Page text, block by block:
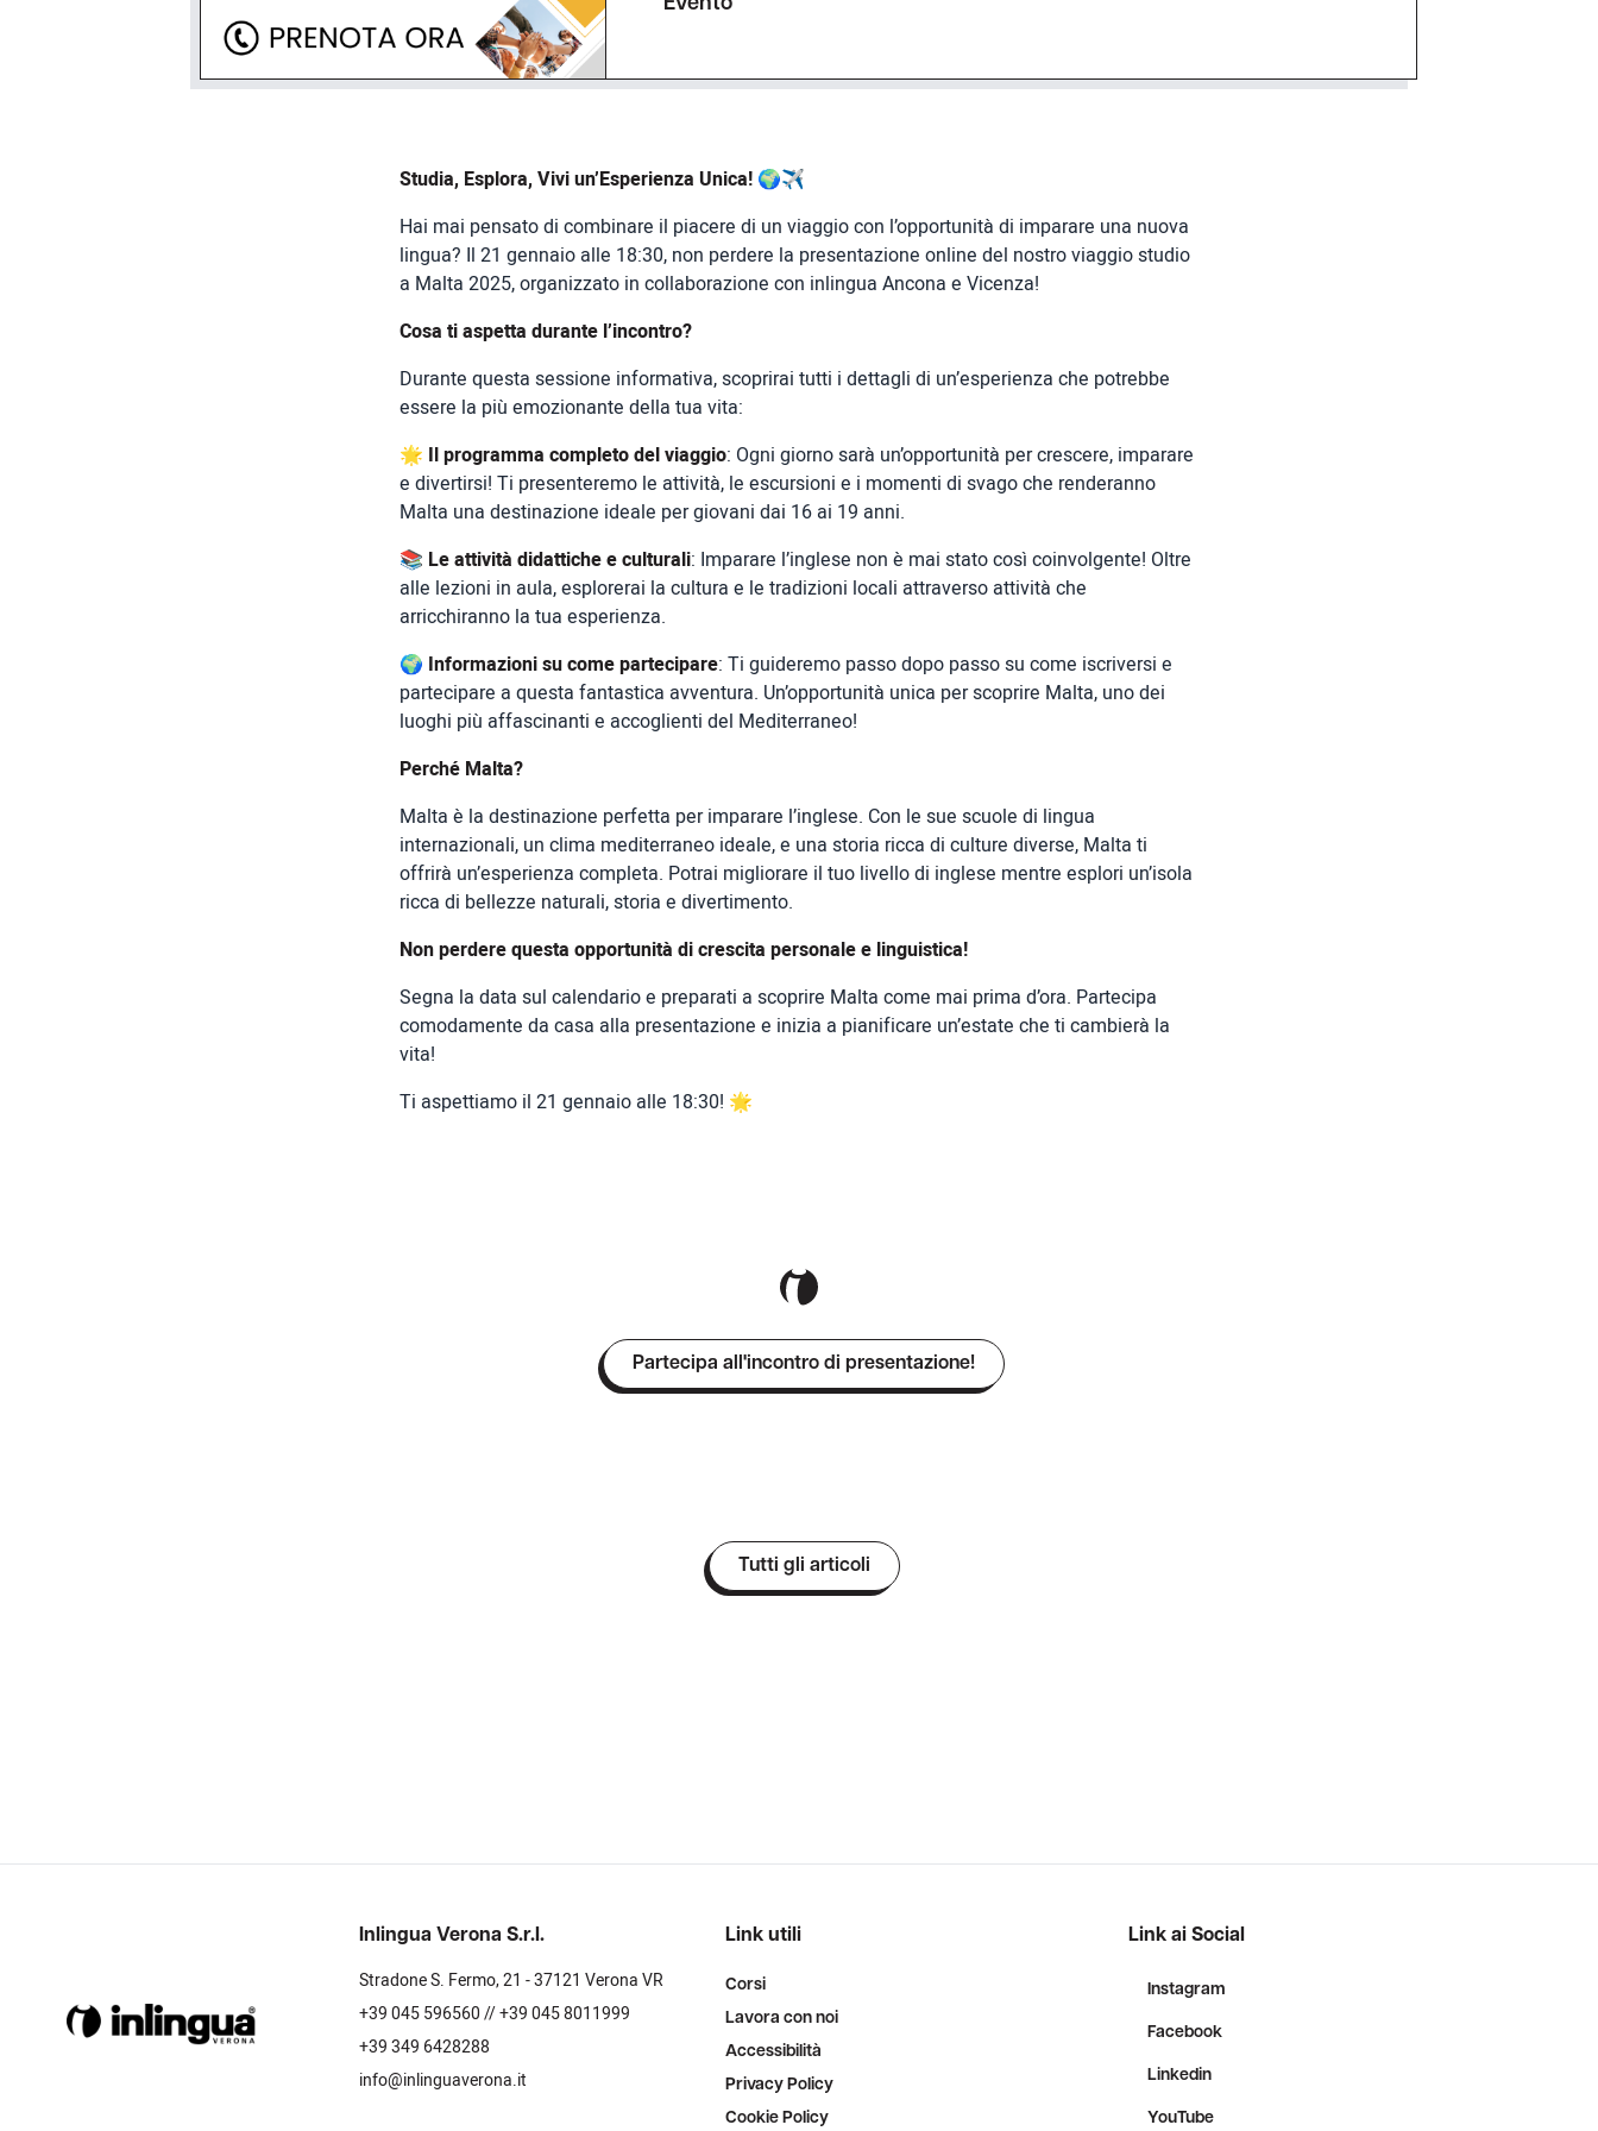
Studia, Esplora, Vivi un’Esperienza Unica! 🌍✈️
Hai mai pensato di combinare il piacere di un viaggio con l’opportunità di imparare una nuova
lingua? Il 21 gennaio alle 18:30, non perdere la presentazione online del nostro viaggio studio
a Malta 2025, organizzato in collaborazione con inlingua Ancona e Vicenza!
Cosa ti aspetta durante l’incontro?
Durante questa sessione informativa, scoprirai tutti i dettagli di un’esperienza che potrebbe
essere la più emozionante della tua vita:
🌟 Il programma completo del viaggio: Ogni giorno sarà un’opportunità per crescere, imparare
e divertirsi! Ti presenteremo le attività, le escursioni e i momenti di svago che renderanno
Malta una destinazione ideale per giovani dai 16 ai 19 anni.
📚 Le attività didattiche e culturali: Imparare l’inglese non è mai stato così coinvolgente! Oltre
alle lezioni in aula, esplorerai la cultura e le tradizioni locali attraverso attività che
arricchiranno la tua esperienza.
🌍 Informazioni su come partecipare: Ti guideremo passo dopo passo su come iscriversi e
partecipare a questa fantastica avventura. Un’opportunità unica per scoprire Malta, uno dei
luoghi più affascinanti e accoglienti del Mediterraneo!
Perché Malta?
Malta è la destinazione perfetta per imparare l’inglese. Con le sue scuole di lingua
internazionali, un clima mediterraneo ideale, e una storia ricca di culture diverse, Malta ti
offrirà un’esperienza completa. Potrai migliorare il tuo livello di inglese mentre esplori un’isola
ricca di bellezze naturali, storia e divertimento.
Non perdere questa opportunità di crescita personale e linguistica!
Segna la data sul calendario e preparati a scoprire Malta come mai prima d’ora. Partecipa
comodamente da casa alla presentazione e inizia a pianificare un’estate che ti cambierà la
vita!
Ti aspettiamo il 21 gennaio alle 18:30! 🌟
Partecipa all'incontro di presentazione!
Tutti gli articoli
Inlingua Verona S.r.l.
Stradone S. Fermo, 21 - 37121 Verona VR
+39 045 596560 // +39 045 8011999
+39 349 6428288
info@inlinguaverona.it
Link utili
Corsi
Lavora con noi
Accessibilità
Privacy Policy
Cookie Policy
Link ai Social
Instagram
Facebook
Linkedin
YouTube